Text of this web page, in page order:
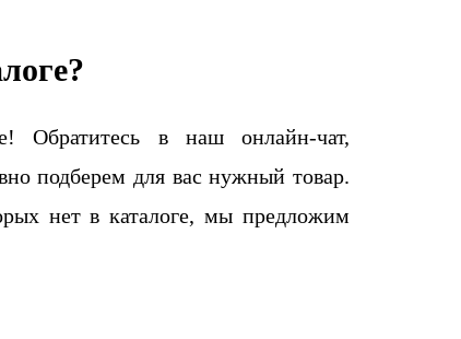
Обратитесь в наш онлайн-чат,
подберем для вас нужный товар.
нет в каталоге, мы предложим